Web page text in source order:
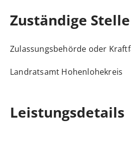
Zuständige Stelle
Zulassungsbehörde oder
Landratsamt Hohenlohekreis
Leistungsdetails